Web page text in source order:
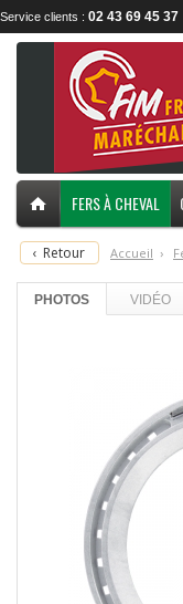
Service clients : 02 43 69 45 37
FERS À CHEVAL
‹ Retour Accueil › F
PHOTOS VIDÉO